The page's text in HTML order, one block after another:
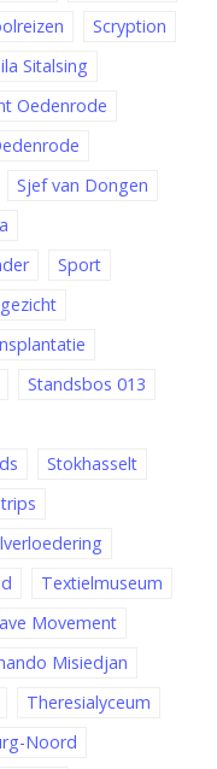
Scryption
Sitalsing
Oedenrode
Sjef van Dongen
Sport
Standsbos 013
Stokhasselt
Textielmuseum
Movement
Misiedjan
Theresialyceum
Noord